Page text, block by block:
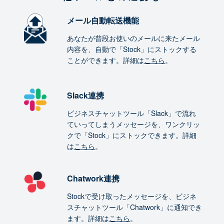
メール自動転送機能
あなたが普段お使いのメールに来たメール
内容を、自動で「Stock」にストックする
ことができます。詳細はこちら。
Slack連携
ビジネスチャットツール「Slack」で流れ
ていってしまうメッセージを、ワンクリッ
クで「Stock」にストックできます。詳細
はこちら。
Chatwork連携
Stockで受け取ったメッセージを、ビジネ
スチャットツール「Chatwork」に通知でき
ます。詳細はこちら。